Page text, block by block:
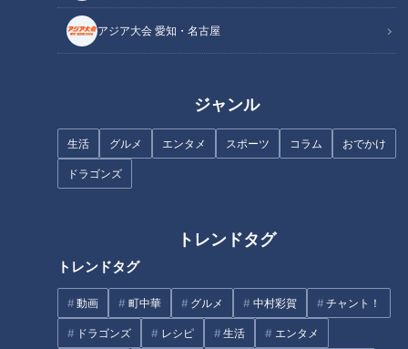
アジア大会 愛知・名古屋
ジャンル
生活 グルメ エンタメ スポーツ コラム おでかけ
ドラゴンズ
トレンドタグ
トレンドタグ
動画 町中華 グルメ 中村彩賀 チャント！
ドラゴンズ レシピ 生活 エンタメ
素揚げ野菜に感動！クセになるスープカレーの秘
CBCテレビ『デララバ』